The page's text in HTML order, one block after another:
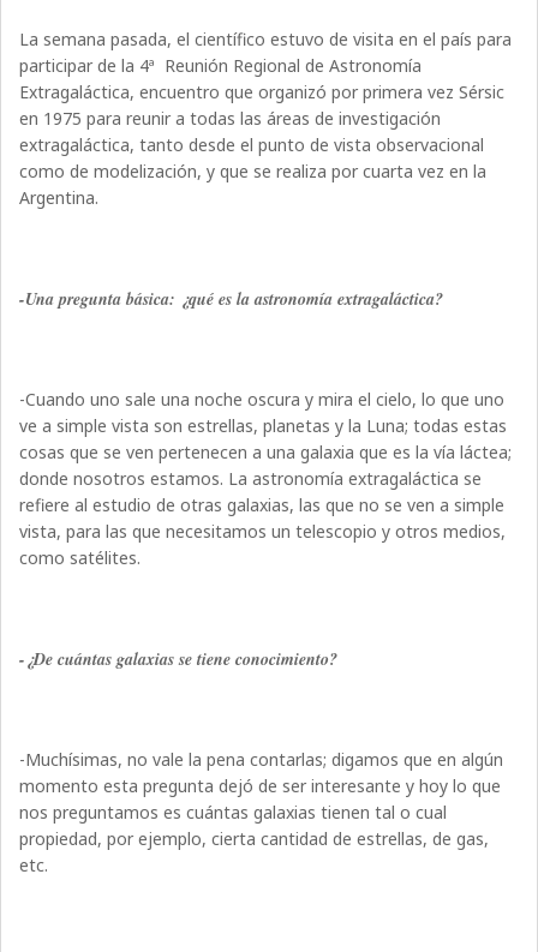
La semana pasada, el científico estuvo de visita en el país para
participar de la 4ª Reunión Regional de Astronomía
Extragaláctica, encuentro que organizó por primera vez Sérsic
en 1975 para reunir a todas las áreas de investigación
extragaláctica, tanto desde el punto de vista observacional
como de modelización, y que se realiza por cuarta vez en la
Argentina.
-Una pregunta básica: ¿qué es la astronomía extragaláctica?
-Cuando uno sale una noche oscura y mira el cielo, lo que uno
ve a simple vista son estrellas, planetas y la Luna; todas estas
cosas que se ven pertenecen a una galaxia que es la vía láctea;
donde nosotros estamos. La astronomía extragaláctica se
refiere al estudio de otras galaxias, las que no se ven a simple
vista, para las que necesitamos un telescopio y otros medios,
como satélites.
-¿De cuántas galaxias se tiene conocimiento?
-Muchísimas, no vale la pena contarlas; digamos que en algún
momento esta pregunta dejó de ser interesante y hoy lo que
nos preguntamos es cuántas galaxias tienen tal o cual
propiedad, por ejemplo, cierta cantidad de estrellas, de gas,
etc.